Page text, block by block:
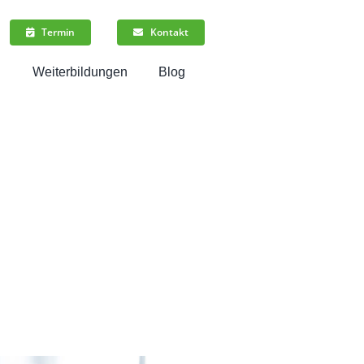
Termin Kontakt
Weiterbildungen Blog